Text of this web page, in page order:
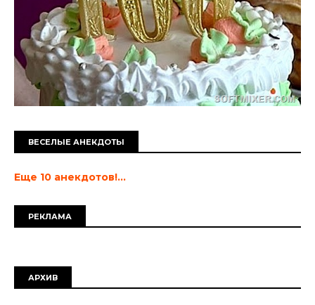
ВЕСЕЛЫЕ АНЕКДОТЫ
Еще 10 анекдотов!...
РЕКЛАМА
АРХИВ